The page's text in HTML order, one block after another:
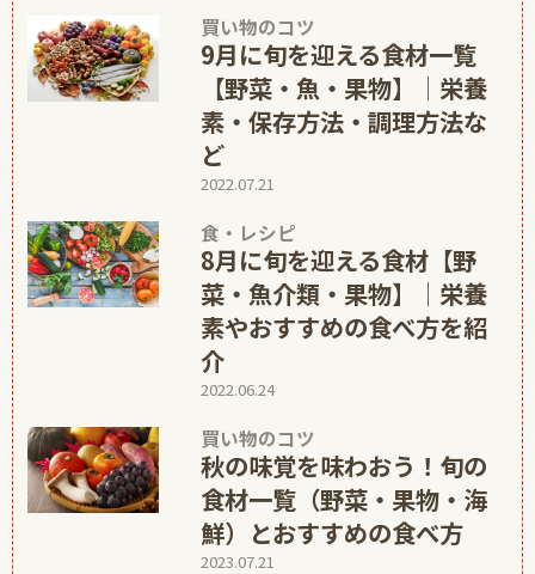
買い物のコツ
9月に旬を迎える食材一覧
【野菜・魚・果物】│栄養
素・保存方法・調理方法な
ど
2022.07.21
食・レシピ
8月に旬を迎える食材【野
菜・魚介類・果物】│栄養
素やおすすめの食べ方を紹
介
2022.06.24
買い物のコツ
秋の味覚を味わおう！旬の
食材一覧（野菜・果物・海
鮮）とおすすめの食べ方
2023.07.21